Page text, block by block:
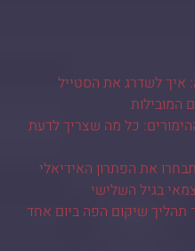
איך לשדרג את הסטייל
המובילות
כל מה שצריך לדעת
את הפתרון האידיאלי
בגיל השלישי
תהליך שיקום הפה ביום אחד